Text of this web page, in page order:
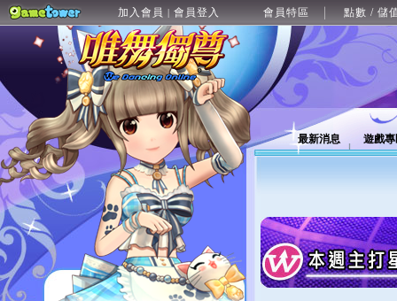
加入會員 | 會員登入 會員特區 點數 / 儲
最新消息 遊戲